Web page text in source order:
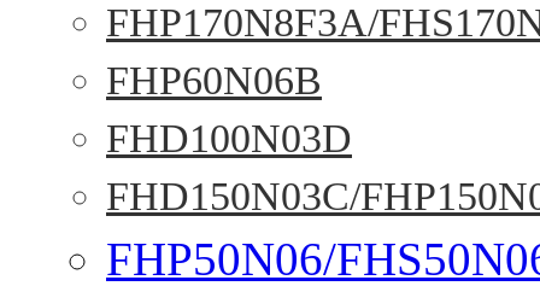
FHP170N8F3A/
FHP60N06B
FHD100N03D
FHD150N03C/
FHP50N06/